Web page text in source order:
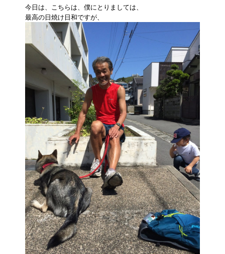
今日は、こちらは、僕にとりましては、
最高の日焼け日和ですが、